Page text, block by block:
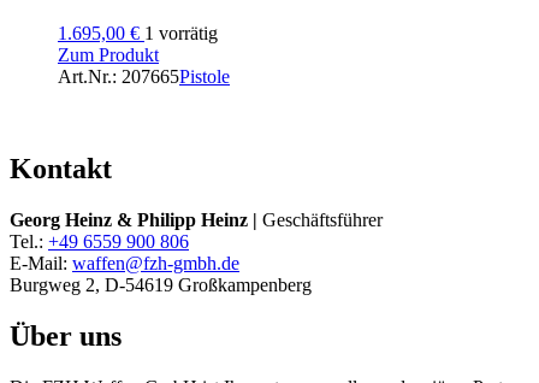
1.695,00 € 1 vorrätig
Zum Produkt
Art.Nr.: 207665Pistole
Kontakt
Georg Heinz & Philipp Heinz | Geschäftsführer
Tel.: +49 6559 900 806
E-Mail: waffen@fzh-gmbh.de
Burgweg 2, D-54619 Großkampenberg
Über uns